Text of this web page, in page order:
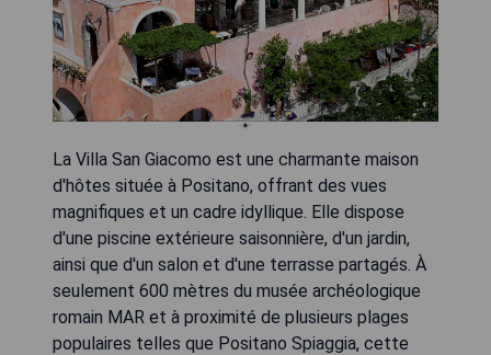
La Villa San Giacomo est une charmante maison
d'hôtes située à Positano, offrant des vues
magnifiques et un cadre idyllique. Elle dispose
d'une piscine extérieure saisonnière, d'un jardin,
ainsi que d'un salon et d'une terrasse partagés. À
seulement 600 mètres du musée archéologique
romain MAR et à proximité de plusieurs plages
populaires telles que Positano Spiaggia, cette